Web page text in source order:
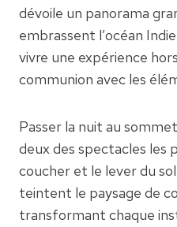
dévoile un panorama
embrassent l’océan
vivre une expérience
communion avec les
Passer la nuit au
deux des spectacles les
coucher et le lever du
teintent le paysage de
transformant chaque